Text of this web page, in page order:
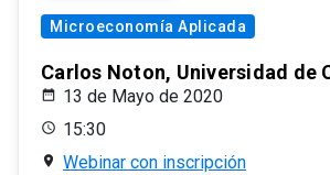
Microeconomía Aplicada
Carlos Noton, Universidad de
13 de Mayo de 2020
15:30
Webinar con inscripción